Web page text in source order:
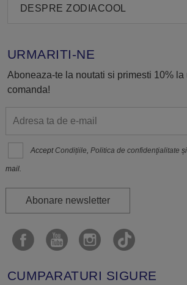
DESPRE ZODIACOOL
URMARITI-NE
Aboneaza-te la noutati si primesti 10% la
comanda!
Accept Condițiile,Politica de confidenţialitate
mail.
Abonare newsletter
CUMPARATURI SIGURE